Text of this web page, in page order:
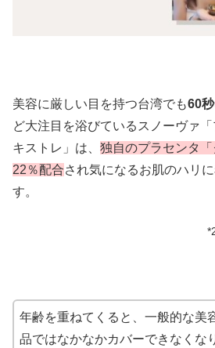
美容に厳しい目を持つ台湾でも60
ど大注目を浴びているスノーヴァ
キストレ」は、 独自のプラセンタ
22％配合され気になるお肌のハリ
す。
年齢を重ねてくると、一般的な美
品ではなかなかカバーできなくな